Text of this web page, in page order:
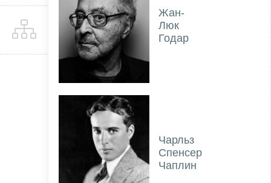
Жан-
Люк
Годар
Чарльз
Спенсер
Чаплин